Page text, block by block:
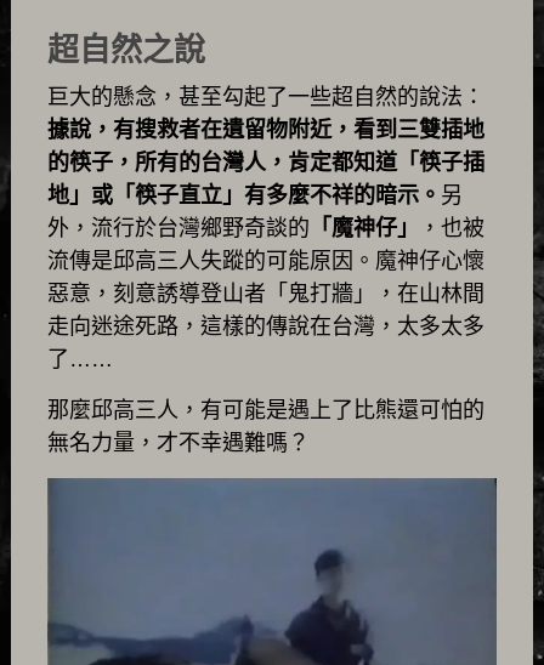
超自然之說
巨大的懸念，甚至勾起了一些超自然的說法：
據說，有搜救者在遺留物附近，看到三雙插地
的筷子，所有的台灣人，肯定都知道「筷子插
地」或「筷子直立」有多麼不祥的暗示。 另
外，流行於台灣鄉野奇談的 「魔神仔」
，也被
流傳是邱高三人失蹤的可能原因。魔神仔心懷
惡意，刻意誘導登山者「鬼打牆」，在山林間
走向迷途死路，這樣的傳說在台灣，太多太多
了……
那麼邱高三人，有可能是遇上了比熊還可怕的
無名力量，才不幸遇難嗎？